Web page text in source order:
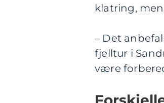
klatring,
– Det
fjelltur i
være